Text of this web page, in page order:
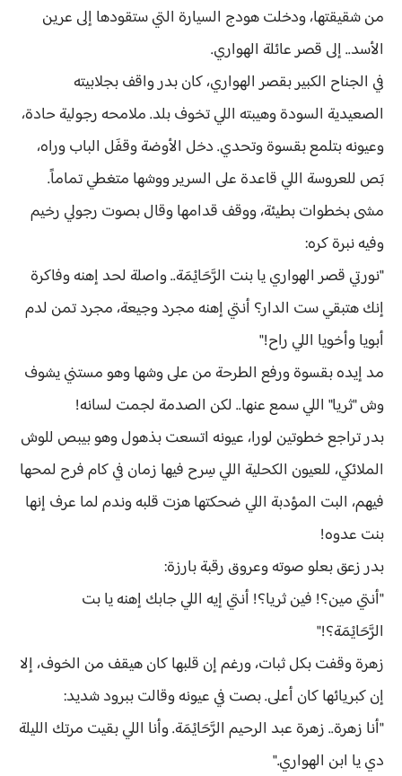
من شقيقتها، ودخلت هودج السيارة التي ستقودها إلى عرين
الأسد.. إلى قصر عائلة الهواري.
في الجناح الكبير بقصر الهواري، كان بدر واقف بجلابيته
الصعيدية السودة وهيبته اللي تخوف بلد. ملامحه رجولية حادة،
وعيونه بتلمع بقسوة وتحدي. دخل الأوضة وقفَل الباب وراه،
بَص للعروسة اللي قاعدة على السرير ووشها متغطي تماماً.
مشى بخطوات بطيئة، ووقف قدامها وقال بصوت رجولي رخيم
وفيه نبرة كره:
"نورتي قصر الهواري يا بنت الرَّحَايْمَة.. واصلة لحد إهنه وفاكرة
إنك هتبقي ست الدار؟ أنتي إهنه مجرد وجيعة، مجرد تمن لدم
أبويا وأخويا اللي راح!"
مد إيده بقسوة ورفع الطرحة من على وشها وهو مستني يشوف
وش "ثريا" اللي سمع عنها.. لكن الصدمة لجمت لسانه!
بدر تراجع خطوتين لورا، عيونه اتسعت بذهول وهو بيبص للوش
الملائكي، للعيون الكحلية اللي سِرح فيها زمان في كام فرح لمحها
فيهم، البت المؤدبة اللي ضحكتها هزت قلبه وندم لما عرف إنها
بنت عدوه!
بدر زعق بعلو صوته وعروق رقبة بارزة:
"أنتي مين؟! فين ثريا؟! أنتي إيه اللي جابك إهنه يا بت
الرَّحَايْمَة؟!"
زهرة وقفت بكل ثبات، ورغم إن قلبها كان هيقف من الخوف، إلا
إن كبريائها كان أعلى. بصت في عيونه وقالت ببرود شديد:
"أنا زهرة.. زهرة عبد الرحيم الرَّحَايْمَة. وأنا اللي بقيت مرتك الليلة
دي يا ابن الهواري."